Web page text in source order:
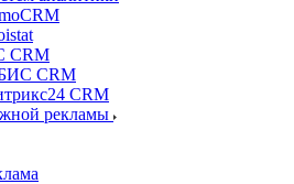
CRM
CRM
CRM
рекламы